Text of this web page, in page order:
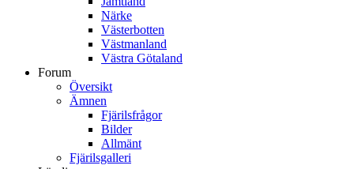
Närke
Västerbotten
Västmanland
Västra Götaland
Forum
Översikt
Ämnen
Fjärilsfrågor
Bilder
Allmänt
Fjärilsgalleri